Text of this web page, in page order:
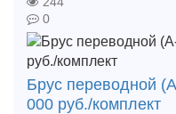
0
Брус переводной
000 руб./комплект